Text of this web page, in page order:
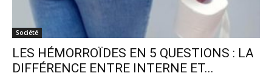
Société
LES HÉMORROÏDES EN 5 QUESTIONS : LA
DIFFÉRENCE ENTRE INTERNE ET...